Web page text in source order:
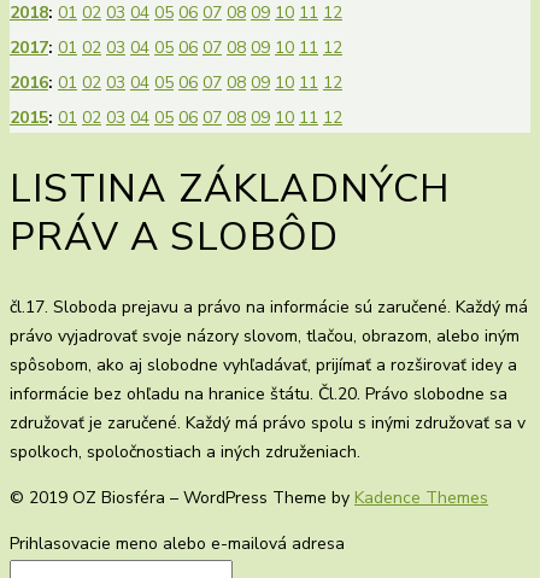
2018: 01 02 03 04 05 06 07 08 09 10 11 12
2017: 01 02 03 04 05 06 07 08 09 10 11 12
2016: 01 02 03 04 05 06 07 08 09 10 11 12
2015: 01 02 03 04 05 06 07 08 09 10 11 12
LISTINA ZÁKLADNÝCH
PRÁV A SLOBÔD
čl.17. Sloboda prejavu a právo na informácie sú zaručené. Každý má
právo vyjadrovať svoje názory slovom, tlačou, obrazom, alebo iným
spôsobom, ako aj slobodne vyhľadávať, prijímať a rozširovať idey a
informácie bez ohľadu na hranice štátu. Čl.20. Právo slobodne sa
združovať je zaručené. Každý má právo spolu s inými združovať sa v
spolkoch, spoločnostiach a iných združeniach.
© 2019 OZ Biosféra – WordPress Theme by Kadence Themes
Prihlasovacie meno alebo e-mailová adresa